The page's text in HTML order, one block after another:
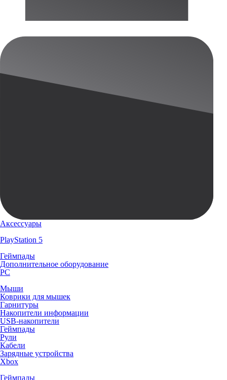
Аксессуары
PlayStation 5
Геймпады
Дополнительное оборудование
PC
Мыши
Коврики для мышек
Гарнитуры
Накопители информации
USB-накопители
Геймпады
Рули
Кабели
Зарядные устройства
Xbox
Геймпады